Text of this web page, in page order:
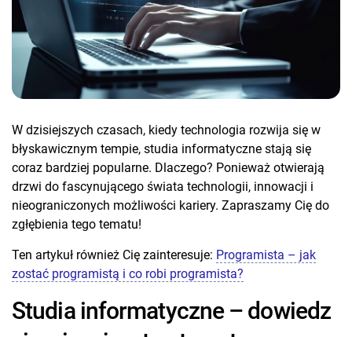
W dzisiejszych czasach, kiedy technologia rozwija się w
błyskawicznym tempie, studia informatyczne stają się
coraz bardziej popularne. Dlaczego? Ponieważ otwierają
drzwi do fascynującego świata technologii, innowacji i
nieograniczonych możliwości kariery. Zapraszamy Cię do
zgłębienia tego tematu!
Ten artykuł również Cię zainteresuje: Programista – jak
zostać programistą i co robi programista?
Studia informatyczne – dowiedz